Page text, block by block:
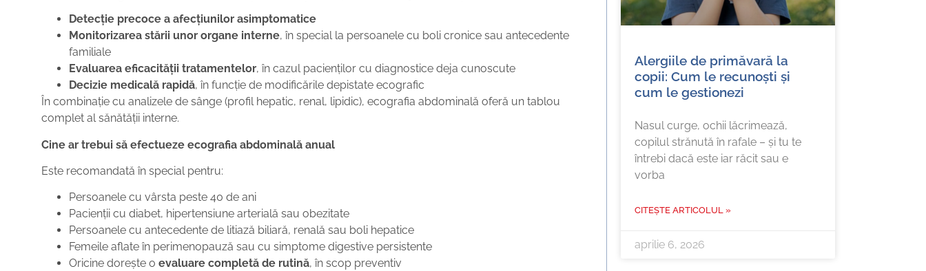
Detecție precoce a afecțiunilor asimptomatice
Monitorizarea stării unor organe interne, în special la persoanele cu boli cronice sau antecedente
familiale
Evaluarea eficacității tratamentelor, în cazul pacienților cu diagnostice deja cunoscute
Decizie medicală rapidă, în funcție de modificările depistate ecografic
În combinație cu analizele de sânge (profil hepatic, renal, lipidic), ecografia abdominală oferă un tablou
complet al sănătății interne.
Cine ar trebui să efectueze ecografia abdominală anual
Este recomandată în special pentru:
Persoanele cu vârsta peste 40 de ani
Pacienții cu diabet, hipertensiune arterială sau obezitate
Persoanele cu antecedente de litiază biliară, renală sau boli hepatice
Femeile aflate în perimenopauză sau cu simptome digestive persistente
Oricine dorește oevaluare completă de rutină, în scop preventiv
Alergiile de primăvară la
copii: Cum le recunoști și
cum le gestionezi
Nasul curge, ochii lăcrimează,
copilul strănută în rafale – și tu te
întrebi dacă este iar răcit sau e
vorba
CITEȘTE ARTICOLUL »
aprilie 6, 2026